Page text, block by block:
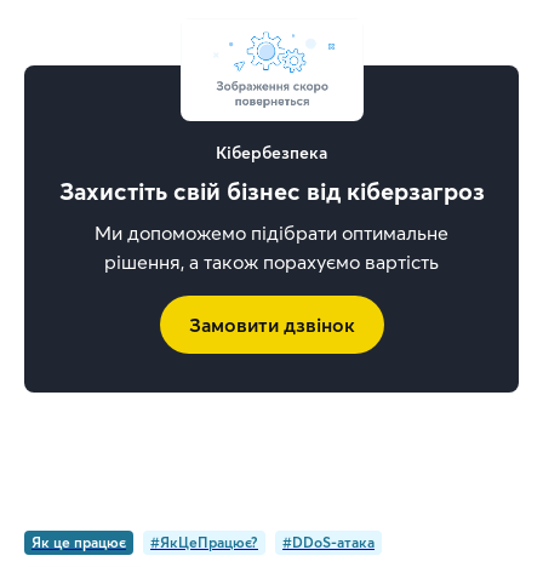
Кібербезпека
Захистіть свій бізнес від кіберзагроз
Ми допоможемо підібрати оптимальне
рішення, а також порахуємо вартість
Замовити дзвінок
Як це працює #ЯкЦеПрацює?
#DDoS-атака